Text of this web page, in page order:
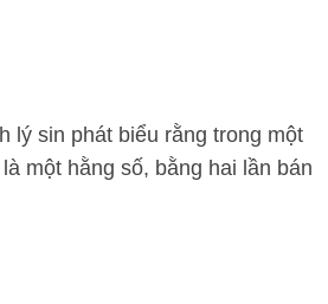
lý sin phát biểu rằng trong một
một hằng số, bằng hai lần bán